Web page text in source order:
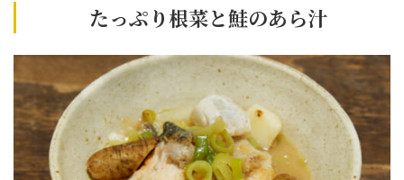
たっぷり根菜と鮭のあら汁